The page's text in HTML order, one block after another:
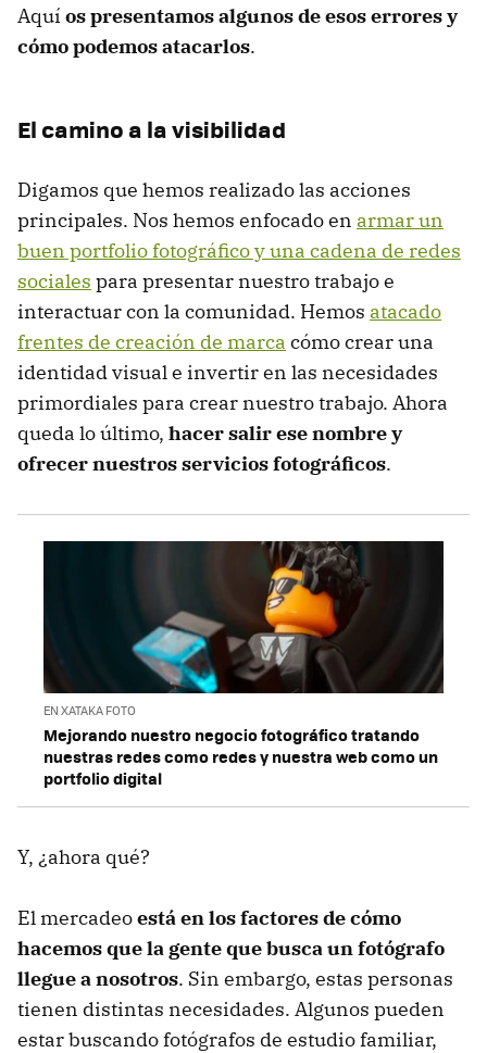
Aquí os presentamos algunos de esos errores y
cómo podemos atacarlos.
El camino a la visibilidad
Digamos que hemos realizado las acciones
principales. Nos hemos enfocado en armar un
buen portfolio fotográfico y una cadena de redes
sociales para presentar nuestro trabajo e
interactuar con la comunidad. Hemos atacado
frentes de creación de marca cómo crear una
identidad visual e invertir en las necesidades
primordiales para crear nuestro trabajo. Ahora
queda lo último, hacer salir ese nombre y
ofrecer nuestros servicios fotográficos.
EN XATAKA FOTO
Mejorando nuestro negocio fotográfico tratando
nuestras redes como redes y nuestra web como un
portfolio digital
Y, ¿ahora qué?
El mercadeoestá en los factores de cómo
hacemos que la gente que busca un fotógrafo
llegue a nosotros. Sin embargo, estas personas
tienen distintas necesidades. Algunos pueden
estar buscando fotógrafos de estudio familiar,